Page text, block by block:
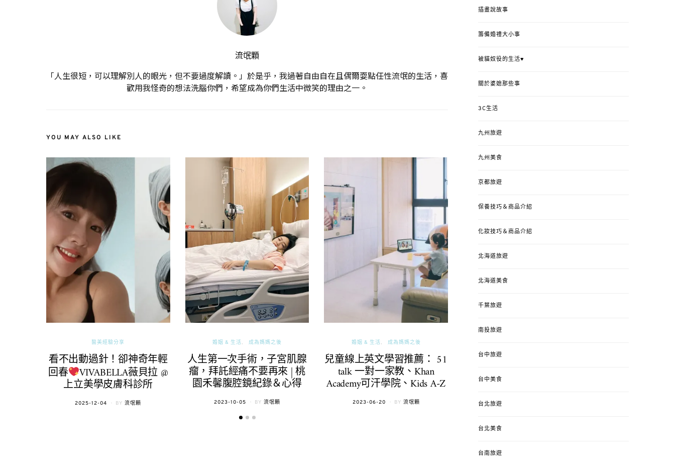
流氓顆
「人生很短，可以理解別人的眼光，但不要過度解讀。」於是乎，我過著自由自在且偶爾耍點任性流氓的生活，喜
歡用我怪奇的想法洗腦你們，希望成為你們生活中微笑的理由之一。
YOU MAY ALSO LIKE
醫美經驗分享
看不出動過針！卻神奇年輕
回春 VIVABELLA薇貝拉 @
上立美學皮膚科診所
POSTED
2025-12-04 BY 流氓顆
婚姻 & 生活 成為媽媽之後
人生第一次手術，子宮肌腺
瘤，拜託經痛不要再來 | 桃
園禾馨腹腔鏡紀錄＆心得
POSTED
2023-10-05 BY 流氓顆
婚姻 & 生活 成為媽媽之後
兒童線上英文學習推薦： 51
talk 一對一家教、Khan
Academy可汗學院、Kids A-Z
POSTED
2023-06-20 BY 流氓顆
4y3m ：視力檢查、練習犯
錯、認識華德福
插畫說故事
籌備婚禮大小事
被貓奴役的生活♥
關於婆媳那些事
3C生活
九州旅遊
九州美食
京都旅遊
保養技巧＆商品介紹
化妝技巧＆商品介紹
北海道旅遊
北海道美食
千葉旅遊
南投旅遊
台中旅遊
台中美食
台北旅遊
台北美食
台南旅遊